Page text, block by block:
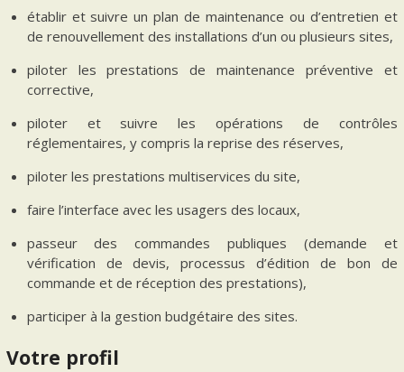
établir et suivre un plan de maintenance ou d’entretien et
de renouvellement des installations d’un ou plusieurs sites,
piloter les prestations de maintenance préventive et
corrective,
piloter et suivre les opérations de contrôles
réglementaires, y compris la reprise des réserves,
piloter les prestations multiservices du site,
faire l’interface avec les usagers des locaux,
passeur des commandes publiques (demande et
vérification de devis, processus d’édition de bon de
commande et de réception des prestations),
participer à la gestion budgétaire des sites.
Votre profil